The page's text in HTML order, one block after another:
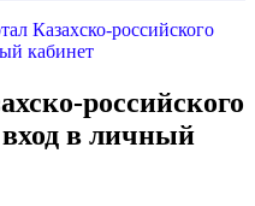
Казахско-российского
кабинет
российского
в личный